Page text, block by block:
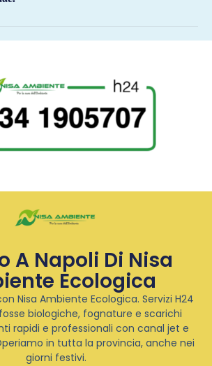
A Napoli Di Nisa
Ecologica
Nisa Ambiente Ecologica. Servizi H24
biologiche, fognature e scarichi
rapidi e professionali con canal jet e
in tutta la provincia, anche nei
giorni festivi.